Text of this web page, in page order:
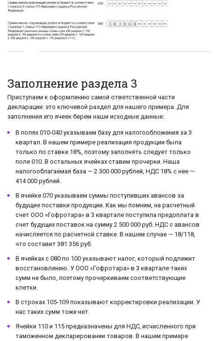
Заполнение раздела 3
Приступаем к оформлению самой ответственной части
декларации: это ключевой раздел для нашего примера. Для
заполнения его ячеек берем наши исходные данные:
В полях 010-040 указываем базу для налогообложения за 3
квартал. В нашем примере реализация продукции была
только по ставке 18%, поэтому заполнять следует только
поле 010. В остальных ячейках ставим прочерки. Наша
налогооблагаемая база — 2 300 000 рублей, НДС 18% с нее —
414 000 рублей.
В ячейке 070 указываем суммы поступивших авансов за
будущие поставки продукции. Как мы помним, на расчетный
счет ООО «Гофротара» в 3 квартале поступила предоплата в
счет будущих поставок на сумму 2 500 000 руб. НДС с авансов
начисляется по расчетной ставке. В нашем случае — 18/118,
что составит 381 356 руб.
В ячейках с 080 по 100 указывают налог, который подлежит
восстановлению. У ООО «Гофротара» в 3 квартале таких
сумм не было, поэтому прочеркиваем соответствующие
клетки.
В строках 105-109 показывают корректировки реализации. У
нас таких сумм тоже нет.
Ячейки 110 и 115 предназначены для НДС, исчисленного при
таможенном декларировании товаров. В нашем примере